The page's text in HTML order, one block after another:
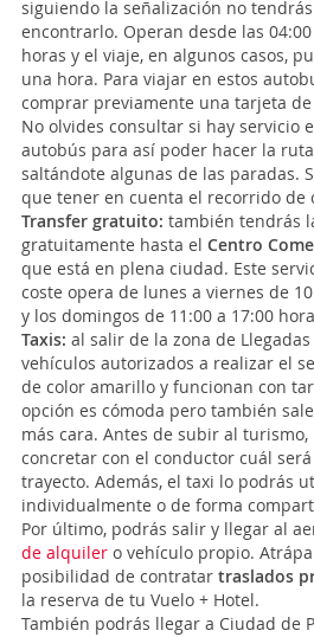
siguiendo la señalización no
encontrarlo. Operan desde las
horas y el viaje, en algunos casos,
una hora. Para viajar en estos
comprar previamente una tarjeta
No olvides consultar si hay servicio
autobús para así poder hacer la
saltándote algunas de las paradas.
que tener en cuenta el recorrido de
Transfer gratuito: también tendrás
gratuitamente hasta el Centro
que está en plena ciudad. Este
coste opera de lunes a viernes de
y los domingos de 11:00 a 17:00
Taxis: al salir de la zona de
vehículos autorizados a realizar el
de color amarillo y funcionan con
opción es cómoda pero también
más cara. Antes de subir al turismo,
concretar con el conductor cuál
trayecto. Además, el taxi lo podrás
individualmente o de forma
Por último, podrás salir y llegar al
de alquiler o vehículo propio.
posibilidad de contratar traslados
la reserva de tu Vuelo + Hotel.
También podrás llegar a Ciudad de